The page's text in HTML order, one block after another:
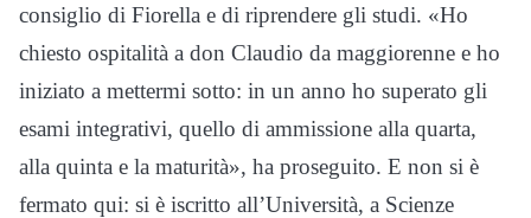
consiglio di Fiorella e di riprendere gli studi. «Ho
chiesto ospitalità a don Claudio da maggiorenne e ho
iniziato a mettermi sotto: in un anno ho superato gli
esami integrativi, quello di ammissione alla quarta,
alla quinta e la maturità», ha proseguito. E non si è
fermato qui: si è iscritto all’Università, a Scienze